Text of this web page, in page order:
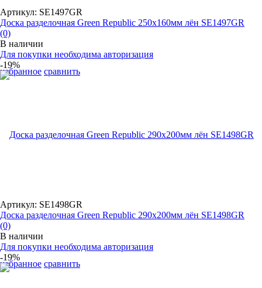
избранное сравнить
Артикул: SE1497GR
Доска разделочная Green Republic 250х160мм лён SE1497GR
(0)
В наличии
Для покупки необходима авторизация
-19%
избранное сравнить
Артикул: SE1498GR
Доска разделочная Green Republic 290x200мм лён SE1498GR
(0)
В наличии
Для покупки необходима авторизация
-19%